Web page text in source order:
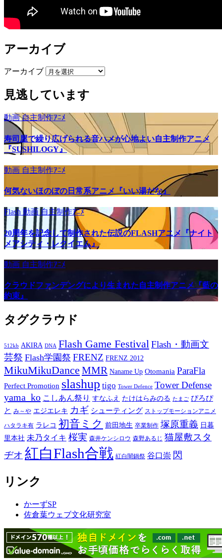
アーカイブ
アーカイブ
見逃しています
動画自主制作ｱﾆﾒ
寿司屋で繰り広げられる音ハメが心地よい自主制作アニメ
『SUSHILOGY』
動画 自主制作ｱﾆﾒ
何気ないほのぼの日常系アニメ『いい湯だな』
Flash 動画自主制作ｱﾆﾒ
20周年を記念して制作された伝説のFLASHアニメ『ナイト
メアシティ・レクイエム』
動画 自主制作ｱﾆﾒ
クラウドファンデングにより生まれた自主制作アニメ『藍の
約束』
タグクラウド
512kb AKIRA DNA Flash Game FestivalFlash・動画文
芸祭 Flash学園祭 FRENZ FRENZ 2012
MikuMikuDance MMR Naname Up Otomania ParaFla
Perfect Promotion slashup tigo Tower Defence Tower Defense
yama_ko こしあん祭り すなふえ たけはらみのる たまご ぴろぴ
と み～や エジエレキ カギ シューティング ストップモーションアニメ
ハタラキ有 ラレコ 初音ミク 前田地生 卒業制作 塚原重義 日暮
里本社 未乃タイキ 桜実 森井ケンシロウ 森野あるじ 猫屋敷スタ
ヂオ 紅白Flash合戦 紅白闇鍋祭 谷口崇 閃
リンク
かーずSP
佐倉葉ウェブ文化研究室